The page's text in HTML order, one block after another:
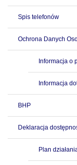
Spis telefonów
Ochrona Danych
Informacja o
Informacja
BHP
Deklaracja
Plan